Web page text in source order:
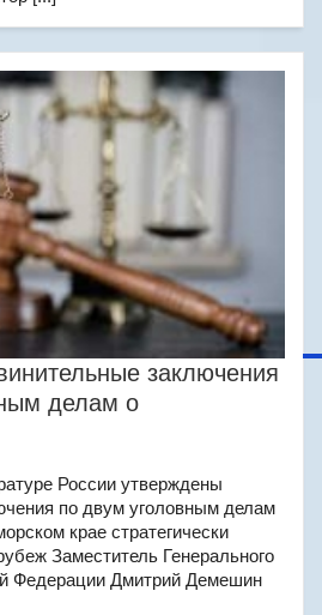
заключения
делам о
России утверждены
по двум уголовным делам
крае стратегически
Заместитель Генерального
Федерации Дмитрий Демешин